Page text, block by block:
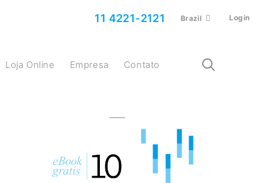
11 4221-2121 Brazil Login
Loja Online Empresa Contato